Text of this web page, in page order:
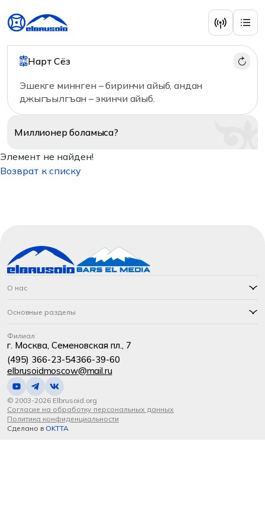
Нарт Сёз
Эшекге миннген – биринчи айыб, андан
джыгъылгъан – экинчи айыб.
Миллионерболамыса?
Элемент не найден!
Возврат к списку
О нас
Основные разделы
Филиал
г. Москва, Семеновская пл., 7
(495) 366-23-54366-39-60
elbrusoidmoscow@mail.ru
© 2003-2026 Elbrusoid.org
Согласие на обработку персональных данных
Политика конфиденциальности
Сделано в OKTTA